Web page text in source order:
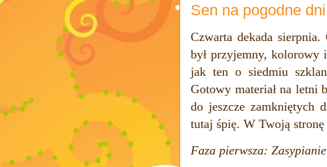
Sen na pogodne dni
Czwarta dekada
był przyjemny, kolorowy
jak ten o siedmiu
Gotowy materiał na letni
do jeszcze zamkniętych
tutaj śpię. W Twoją stronę
Faza pierwsza: Zasypianie